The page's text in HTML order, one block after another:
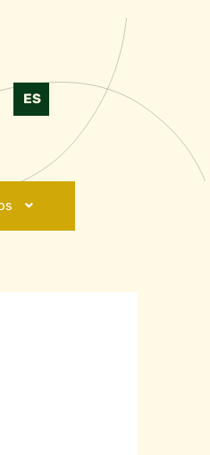
ES